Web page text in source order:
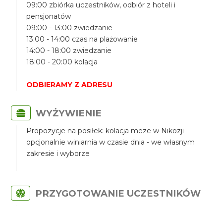
09:00 zbiórka uczestników, odbiór z hoteli i
pensjonatów
09:00 - 13:00 zwiedzanie
13:00 - 14:00 czas na plażowanie
14:00 - 18:00 zwiedzanie
18:00 - 20:00 kolacja
ODBIERAMY Z ADRESU
WYŻYWIENIE
Propozycje na posiłek: kolacja meze w Nikozji
opcjonalnie winiarnia w czasie dnia - we własnym
zakresie i wyborze
PRZYGOTOWANIE UCZESTNIKÓW